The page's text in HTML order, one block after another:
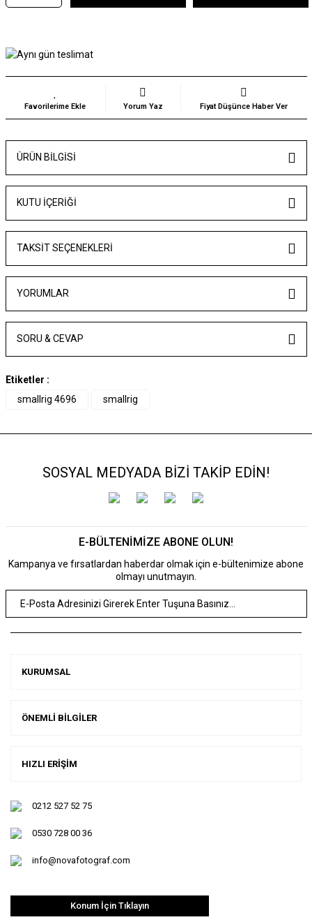
Yorum Yaz Fiyat Düşünce Haber Ver
ÜRÜN BILGISI
KUTU İÇERİĞİ
TAKSIT SEÇENEKLERI
YORUMLAR
SORU & CEVAP
Etiketler :
smallrig 4696
smallrig
SOSYAL MEDYADA BİZİ TAKİP EDİN!
E-BÜLTENİMİZE ABONE OLUN!
Kampanya ve fırsatlardan haberdar olmak için e-bültenimize abone
olmayı unutmayın.
KURUMSAL
ÖNEMLİ BİLGİLER
HIZLI ERİŞİM
0212 527 52 75
0530 728 00 36
info@novafotograf.com
Konum İçin Tıklayın